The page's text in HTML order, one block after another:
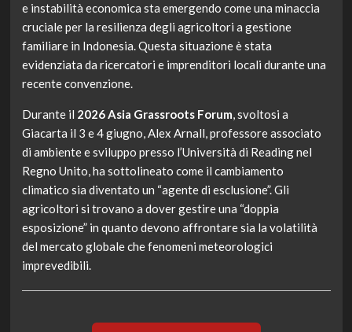
e instabilità economica sta emergendo come una minaccia
cruciale per la resilienza degli agricoltori a gestione
familiare in Indonesia. Questa situazione è stata
evidenziata da ricercatori e imprenditori locali durante una
recente convenzione.
Durante il 2026 Asia Grassroots Forum, svoltosi a
Giacarta il 3 e 4 giugno, Alex Arnall, professore associato
di ambiente e sviluppo presso l’Università di Reading nel
Regno Unito, ha sottolineato come il cambiamento
climatico sia diventato un “agente di esclusione”. Gli
agricoltori si trovano a dover gestire una “doppia
esposizione” in quanto devono affrontare sia la volatilità
del mercato globale che fenomeni meteorologici
imprevedibili.